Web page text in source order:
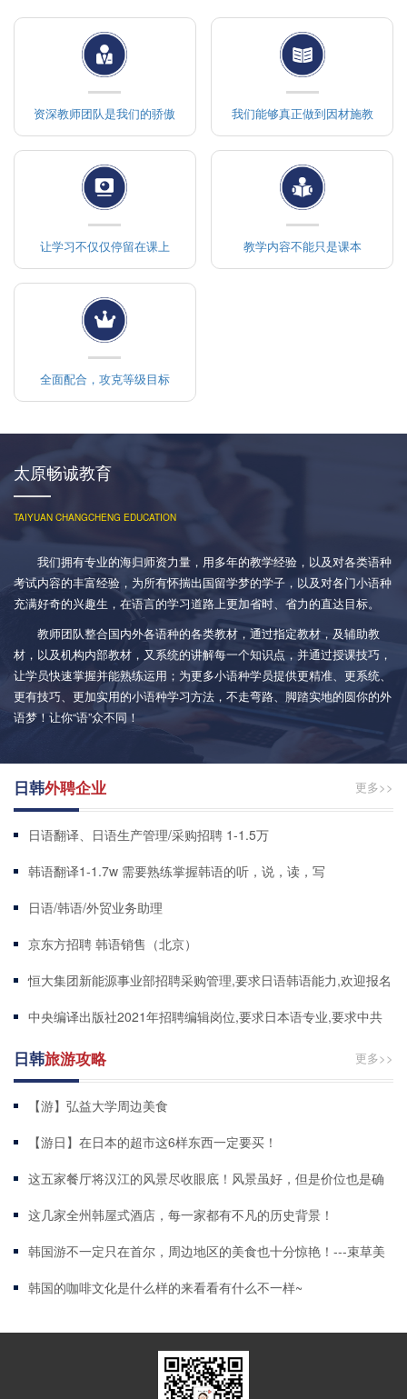
资深教师团队是我们的骄傲 我们能够真正做到因材施教
让学习不仅仅停留在课上 教学内容不能只是课本
全面配合，攻克等级目标
太原畅诚教育
TAIYUAN CHANGCHENG EDUCATION
我们拥有专业的海归师资力量，用多年的教学经验，以及对各类语种
考试内容的丰富经验，为所有怀揣出国留学梦的学子，以及对各门小语种
充满好奇的兴趣生，在语言的学习道路上更加省时、省力的直达目标。
教师团队整合国内外各语种的各类教材，通过指定教材，及辅助教
材，以及机构内部教材，又系统的讲解每一个知识点，并通过授课技巧，
让学员快速掌握并能熟练运用；为更多小语种学员提供更精准、更系统、
更有技巧、更加实用的小语种学习方法，不走弯路、脚踏实地的圆你的外
语梦！让你“语”众不同！
日韩外聘企业 更多>>
日语翻译、日语生产管理/采购招聘 1-1.5万
韩语翻译1-1.7w 需要熟练掌握韩语的听，说，读，写
日语/韩语/外贸业务助理
京东方招聘 韩语销售（北京）
恒大集团新能源事业部招聘采购管理,要求日语韩语能力,欢迎报名
中央编译出版社2021年招聘编辑岗位,要求日本语专业,要求中共
党员,京外生源
日韩旅游攻略 更多>>
【游】弘益大学周边美食
【游日】在日本的超市这6样东西一定要买！
这五家餐厅将汉江的风景尽收眼底！风景虽好，但是价位也是确
实高
这几家全州韩屋式酒店，每一家都有不凡的历史背景！
韩国游不一定只在首尔，周边地区的美食也十分惊艳！---束草美
食店BEST4
韩国的咖啡文化是什么样的来看看有什么不一样~